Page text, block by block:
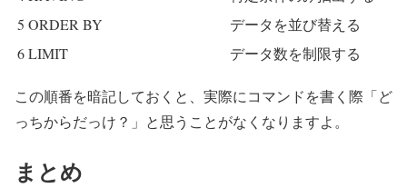
5 ORDER BY
データを並び替える
6LIMIT データ数を制限する
この順番を暗記しておくと、実際にコマンドを書く際「ど
っちからだっけ？」と思うことがなくなりますよ。
まとめ